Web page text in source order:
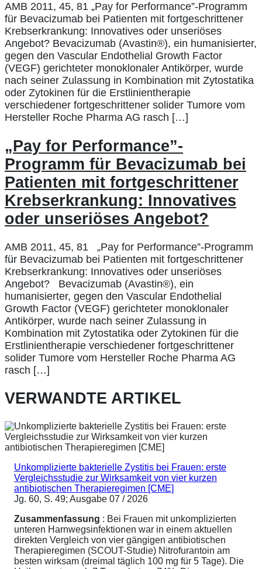
AMB 2011, 45, 81 „Pay for Performance”-Programm
für Bevacizumab bei Patienten mit fortgeschrittener
Krebserkrankung: Innovatives oder unseriöses
Angebot? Bevacizumab (Avastin®), ein humanisierter,
gegen den Vascular Endothelial Growth Factor
(VEGF) gerichteter monoklonaler Antikörper, wurde
nach seiner Zulassung in Kombination mit Zytostatika
oder Zytokinen für die Erstlinientherapie
verschiedener fortgeschrittener solider Tumore vom
Hersteller Roche Pharma AG rasch […]
„Pay for Performance”-
Programm für Bevacizumab bei
Patienten mit fortgeschrittener
Krebserkrankung: Innovatives
oder unseriöses Angebot?
AMB 2011, 45, 81 „Pay for Performance”-Programm
für Bevacizumab bei Patienten mit fortgeschrittener
Krebserkrankung: Innovatives oder unseriöses
Angebot? Bevacizumab (Avastin®), ein
humanisierter, gegen den Vascular Endothelial
Growth Factor (VEGF) gerichteter monoklonaler
Antikörper, wurde nach seiner Zulassung in
Kombination mit Zytostatika oder Zytokinen für die
Erstlinientherapie verschiedener fortgeschrittener
solider Tumore vom Hersteller Roche Pharma AG
rasch […]
VERWANDTE ARTIKEL
Unkomplizierte bakterielle Zystitis bei Frauen: erste
Vergleichsstudie zur Wirksamkeit von vier kurzen
antibiotischen Therapieregimen [CME]
Jg. 60, S. 49; Ausgabe 07 / 2026
Zusammenfassung : Bei Frauen mit unkomplizierten
unteren Harnwegsinfektionen war in einem aktuellen
direkten Vergleich von vier gängigen antibiotischen
Therapieregimen (SCOUT-Studie) Nitrofurantoin am
besten wirksam (dreimal täglich 100 mg für 5 Tage). Die